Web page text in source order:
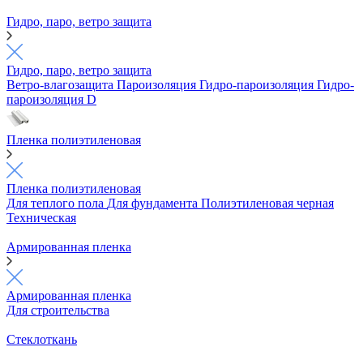
Гидро, паро, ветро защита
Гидро, паро, ветро защита
Ветро-влагозащита Пароизоляция Гидро-пароизоляция Гидро-
пароизоляция D
Пленка полиэтиленовая
Пленка полиэтиленовая
Для теплого пола Для фундамента Полиэтиленовая черная
Техническая
Армированная пленка
Армированная пленка
Для строительства
Стеклоткань